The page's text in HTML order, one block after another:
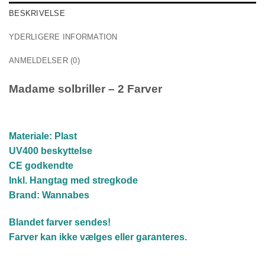
BESKRIVELSE
YDERLIGERE INFORMATION
ANMELDELSER (0)
Madame solbriller – 2 Farver
Materiale: Plast
UV400 beskyttelse
CE godkendte
Inkl. Hangtag med stregkode
Brand: Wannabes
Blandet farver sendes!
Farver kan ikke vælges eller garanteres.